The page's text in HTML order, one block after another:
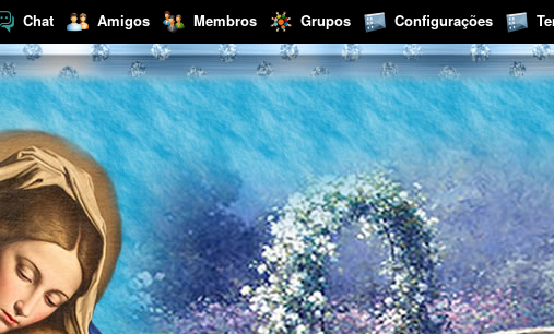
Chat Amigos Membros Grupos Configurações